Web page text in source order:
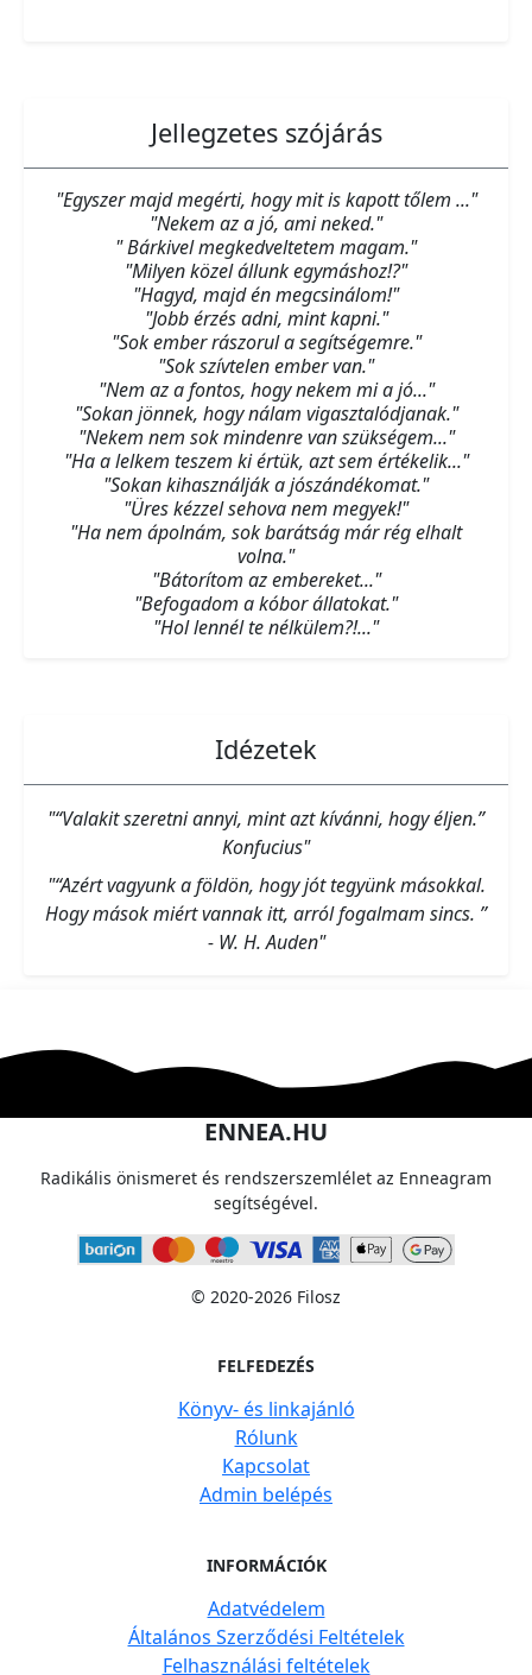
Jellegzetes szójárás
"Egyszer majd megérti, hogy mit is kapott tőlem ..."
"Nekem az a jó, ami neked."
" Bárkivel megkedveltetem magam."
"Milyen közel állunk egymáshoz!?"
"Hagyd, majd én megcsinálom!"
"Jobb érzés adni, mint kapni."
"Sok ember rászorul a segítségemre."
"Sok szívtelen ember van."
"Nem az a fontos, hogy nekem mi a jó..."
"Sokan jönnek, hogy nálam vigasztalódjanak."
"Nekem nem sok mindenre van szükségem..."
"Ha a lelkem teszem ki értük, azt sem értékelik..."
"Sokan kihasználják a jószándékomat."
"Üres kézzel sehova nem megyek!"
"Ha nem ápolnám, sok barátság már rég elhalt
volna."
"Bátorítom az embereket..."
"Befogadom a kóbor állatokat."
"Hol lennél te nélkülem?!..."
Idézetek
"“Valakit szeretni annyi, mint azt kívánni, hogy éljen.”
Konfucius"
"“Azért vagyunk a földön, hogy jót tegyünk másokkal.
Hogy mások miért vannak itt, arról fogalmam sincs. ”
- W. H. Auden"
ENNEA.HU
Radikális önismeret és rendszerszemlélet az Enneagram
segítségével.
© 2020-2026 Filosz
FELFEDEZÉS
Könyv- és linkajánló
Rólunk
Kapcsolat
Admin belépés
INFORMÁCIÓK
Adatvédelem
Általános Szerződési Feltételek
Felhasználási feltételek